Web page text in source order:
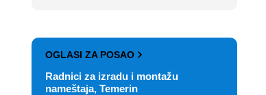
OGLASI ZA POSAO
Radnici za izradu i montažu
nameštaja, Temerin